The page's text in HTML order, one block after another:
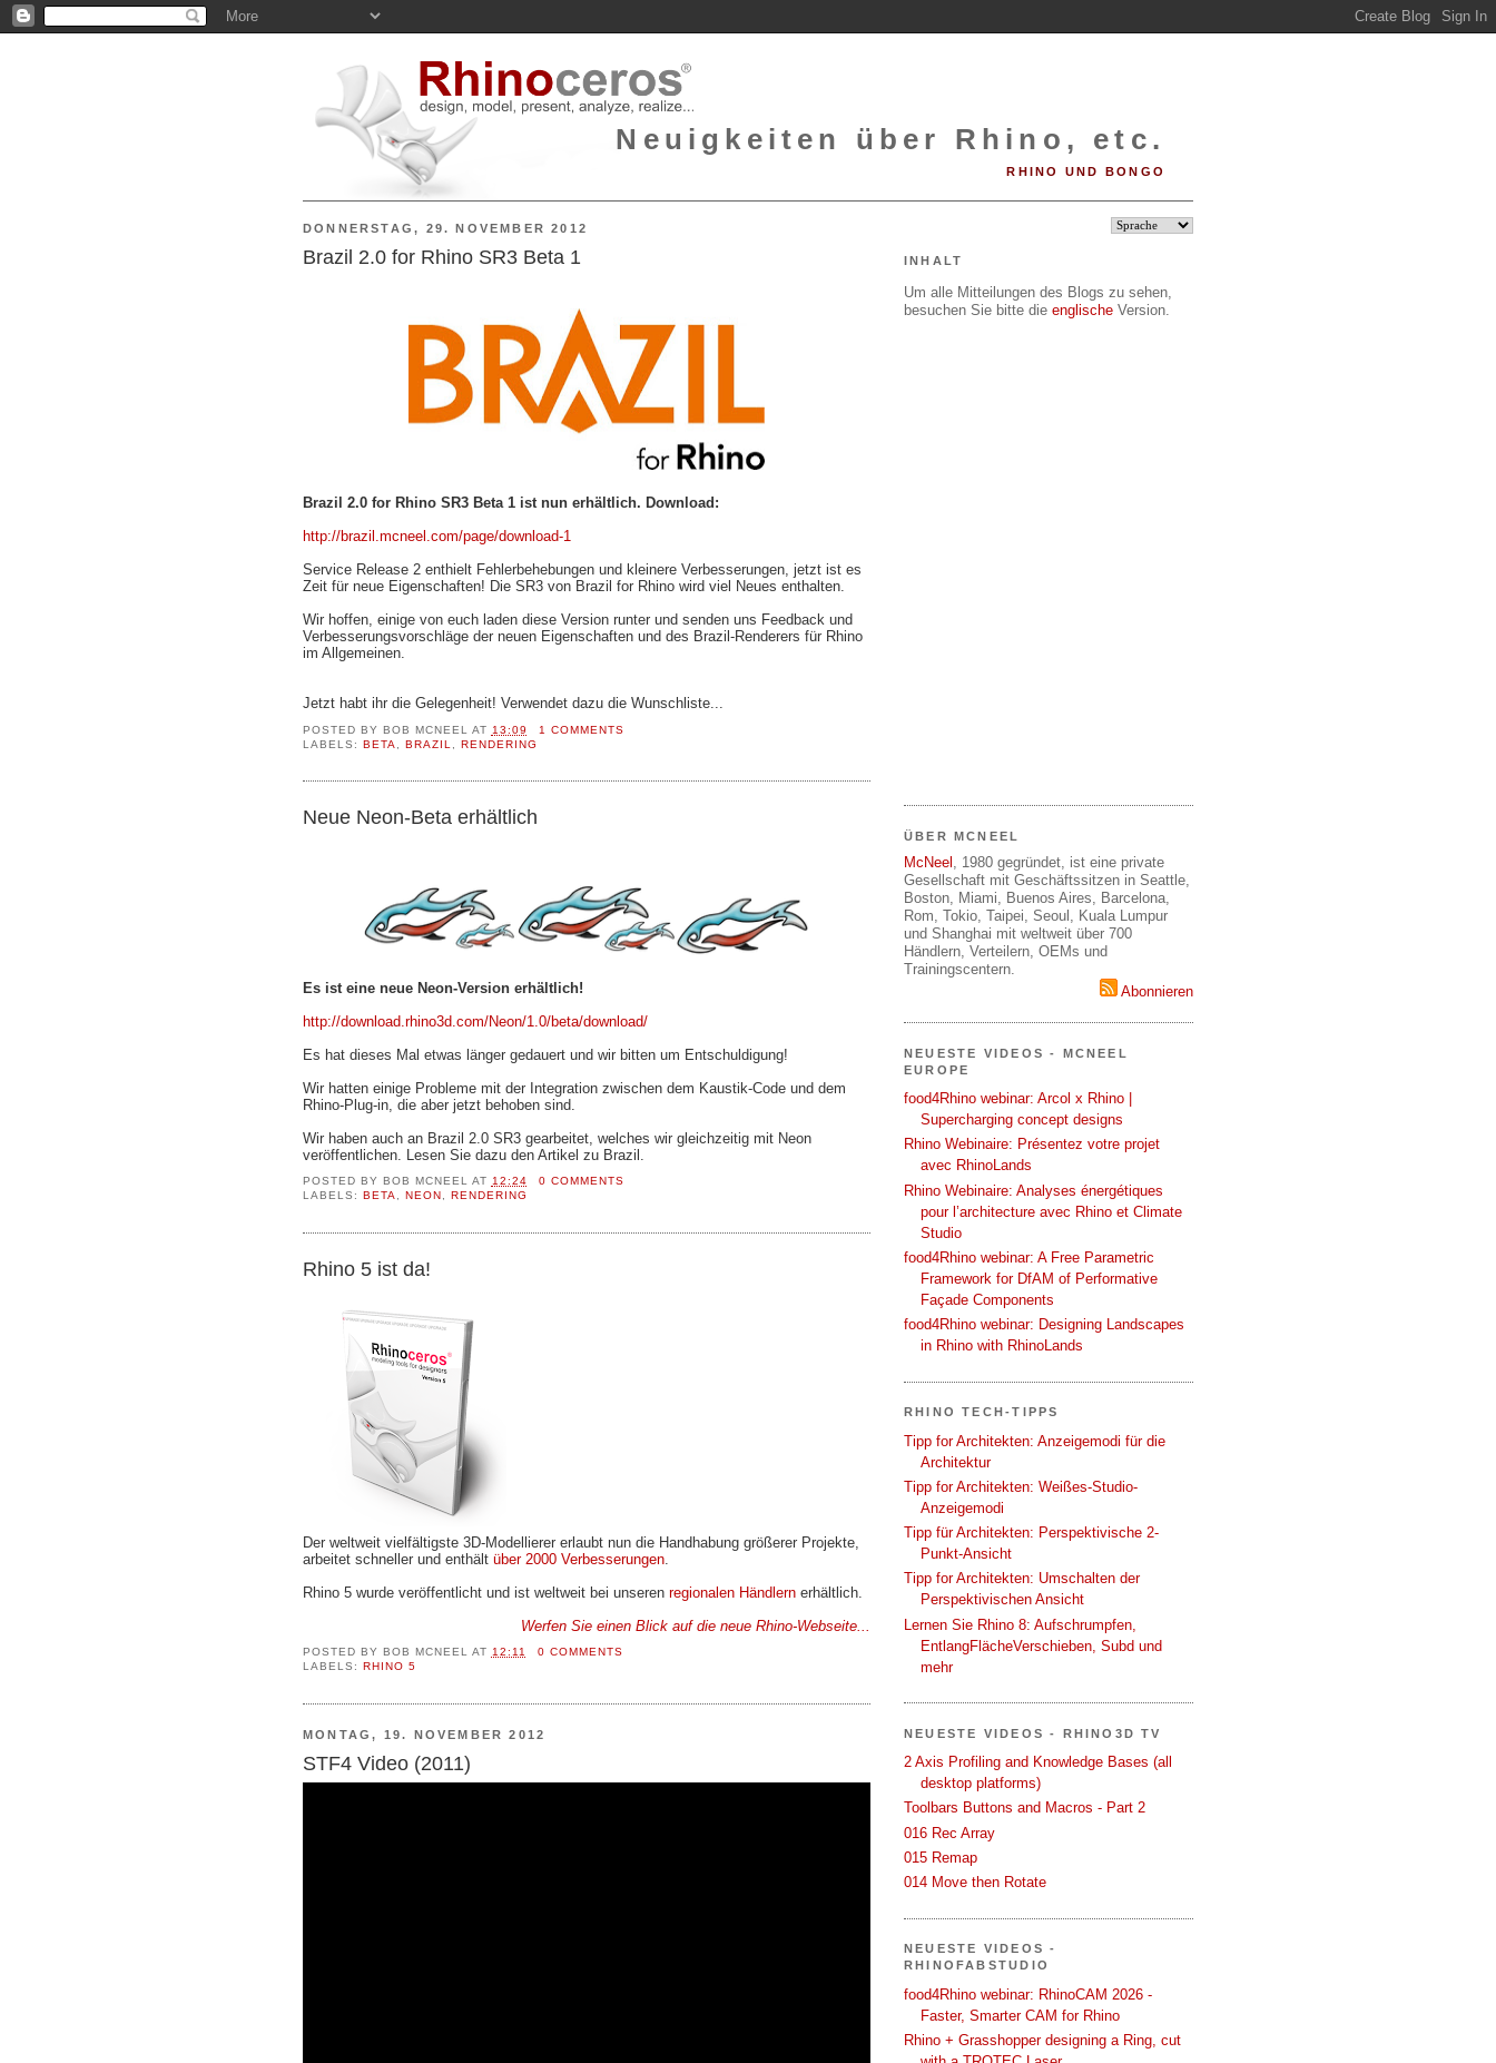
Neuigkeiten über Rhino, etc.
RHINO UND BONGO
DONNERSTAG, 29. NOVEMBER 2012
Brazil 2.0 for Rhino SR3 Beta 1
Brazil 2.0 for Rhino SR3 Beta 1 ist nun erhältlich. Download:
http://brazil.mcneel.com/page/download-1
Service Release 2 enthielt Fehlerbehebungen und kleinere Verbesserungen, jetzt ist es
Zeit für neue Eigenschaften! Die SR3 von Brazil for Rhino wird viel Neues enthalten.
Wir hoffen, einige von euch laden diese Version runter und senden uns Feedback und
Verbesserungsvorschläge der neuen Eigenschaften und des Brazil-Renderers für Rhino
im Allgemeinen.
Jetzt habt ihr die Gelegenheit! Verwendet dazu die Wunschliste...
POSTED BY BOB MCNEEL AT 13:09
1 COMMENTS
LABELS: BETA BRAZIL RENDERING
Neue Neon-Beta erhältlich
Es ist eine neue Neon-Version erhältlich!
http://download.rhino3d.com/Neon/1.0/beta/download/
Es hat dieses Mal etwas länger gedauert und wir bitten um Entschuldigung!
Wir hatten einige Probleme mit der Integration zwischen dem Kaustik-Code und dem
Rhino-Plug-in, die aber jetzt behoben sind.
Wir haben auch an Brazil 2.0 SR3 gearbeitet, welches wir gleichzeitig mit Neon
veröffentlichen. Lesen Sie dazu den Artikel zu Brazil.
POSTED BY BOB MCNEEL AT 12:24
0 COMMENTS
LABELS: BETA, NEON , RENDERING
Rhino 5 ist da!
Der weltweit vielfältigste 3D-Modellierer erlaubt nun die Handhabung größerer Projekte,
arbeitet schneller und enthält über 2000 Verbesserungen
Rhino 5 wurde veröffentlicht und ist weltweit bei unseren regionalen Händlern erhältlich.
Werfen Sie einen Blick auf die neue Rhino-Webseite...
POSTED BY BOB MCNEEL AT 12:11
0 COMMENTS
LABELS: RHINO 5
MONTAG, 19. NOVEMBER 2012
STF4 Video (2011)
INHALT
Um alle Mitteilungen des Blogs zu sehen,
besuchen Sie bitte die englische Version.
ÜBER MCNEEL
McNeel
, 1980 gegründet, ist eine private
Gesellschaft mit Geschäftssitzen in Seattle,
Boston, Miami, Buenos Aires, Barcelona,
Rom, Tokio, Taipei, Seoul, Kuala Lumpur
und Shanghai mit weltweit über 700
Händlern, Verteilern, OEMs und
Trainingscentern.
Abonnieren
NEUESTE VIDEOS - MCNEEL
EUROPE
food4Rhino webinar: Arcol x Rhino |
Supercharging concept designs
Rhino Webinaire: Présentez votre projet
avec RhinoLands
Rhino Webinaire: Analyses énergétiques
pour l’architecture avec Rhino et Climate
Studio
food4Rhino webinar: A Free Parametric
Framework for DfAM of Performative
Façade Components
food4Rhino webinar: Designing Landscapes
in Rhino with RhinoLands
RHINO TECH-TIPPS
Tipp for Architekten: Anzeigemodi für die
Architektur
Tipp for Architekten: Weißes-Studio-
Anzeigemodi
Tipp für Architekten: Perspektivische 2-
Punkt-Ansicht
Tipp for Architekten: Umschalten der
Perspektivischen Ansicht
Lernen Sie Rhino 8: Aufschrumpfen,
EntlangFlächeVerschieben, Subd und
mehr
NEUESTE VIDEOS - RHINO3D TV
2 Axis Profiling and Knowledge Bases (all
desktop platforms)
Toolbars Buttons and Macros - Part 2
016 Rec Array
015 Remap
014 Move then Rotate
NEUESTE VIDEOS -
RHINOFABSTUDIO
food4Rhino webinar: RhinoCAM 2026 -
Faster, Smarter CAM for Rhino
Rhino + Grasshopper designing a Ring, cut